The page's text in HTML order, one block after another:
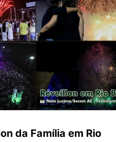
da Família em Rio